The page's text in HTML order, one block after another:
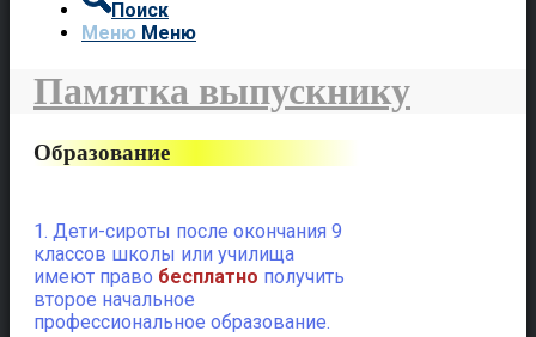
Поиск
Меню Меню
Памятка выпускнику
Образование
1. Дети-сироты после окончания 9
классов школы или училища
имеют право бесплатно получить
второе начальное
профессиональное образование.